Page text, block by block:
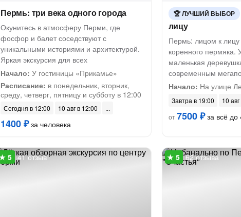
Пермь: три века одного города
Окунитесь в атмосферу Перми, где
фосфор и балет соседствуют с
уникальными историями и архитектурой.
Яркая экскурсия для всех
Начало: У гостиницы «Прикамье»
Расписание: в понедельник, вторник,
среду, четверг, пятницу и субботу в 12:00
Сегодня в 12:00 10 авг в 12:00
1400 ₽за человека
ЛУЧШИЙ ВЫБОР
лицу
Пермь: лицом к лицу
коренного пермяка.
маленькая
современным
Начало: На улице
Завтра в 19:00
10
от7500 ₽за всё до
41 отзыв 62 отзыва